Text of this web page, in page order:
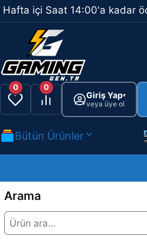
İçeriğe
atla
Hafta içi Saat 14:00'a kadar
0 0
Giriş Yap▾
veya üye ol
Bütün Ürünler
Arama